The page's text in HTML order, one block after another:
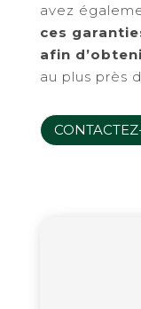
avez
ces
afin
au plus près